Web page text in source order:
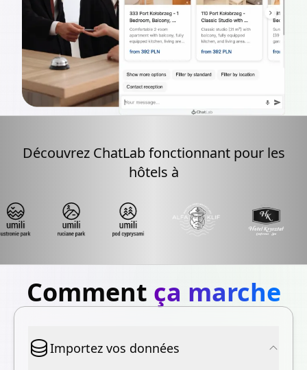
Découvrez ChatLab fonctionnant pour les
hôtels à
Comment ça marche
Importez vos données